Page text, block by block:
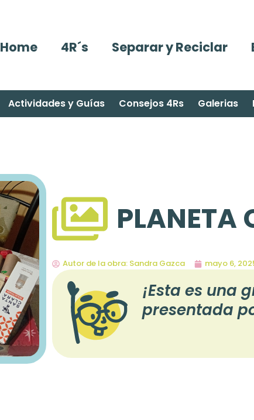
Home 4R´s Separar y Reciclar
Actividades y Guías Consejos 4Rs Galerias
PLANETA
Autor de la obra: Sandra Gazca mayo 6,
¡Esta es una
presentada